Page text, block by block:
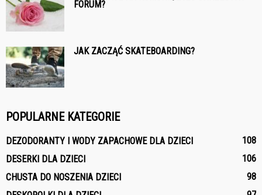
FORUM?
JAK ZACZĄĆ SKATEBOARDING?
POPULARNE KATEGORIE
DEZODORANTY I WODY ZAPACHOWE DLA DZIECI
108
DESERKI DLA DZIECI
106
CHUSTA DO NOSZENIA DZIECI
98